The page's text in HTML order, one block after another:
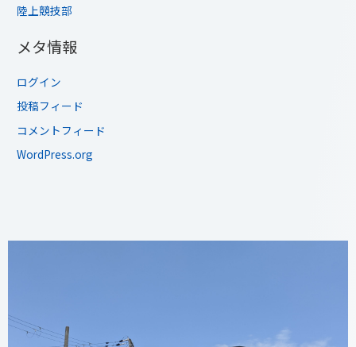
陸上競技部
メタ情報
ログイン
投稿フィード
コメントフィード
WordPress.org